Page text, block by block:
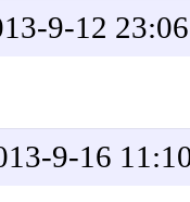
9-12
9-16